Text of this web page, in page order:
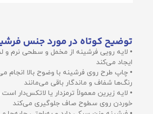
توضیح کوتاه در مورد جنس
• لایه رویی فرشینه از مخمل و سطحی نرم و
ایجاد می‌کند
• چاپ طرح روی فرشینه با وضوح بالا انجام
رنگ‌ها شفاف و ماندگار باقی می‌مانند
• لایه زیرین معمولاً ترمزدار یا لاتکس‌دار
خوردن روی سطوح صاف جلوگیری می‌کند